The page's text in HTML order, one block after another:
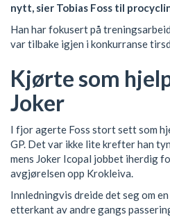
nytt, sier Tobias Foss til
Han har fokusert på
var tilbake igjen i konkurranse
Kjørte som
Joker
I fjor agerte Foss stort sett som
GP. Det var ikke lite krefter han
mens Joker Icopal jobbet iherdig
avgjørelsen opp Krokleiva.
Innledningvis dreide det seg om
etterkant av andre gangs